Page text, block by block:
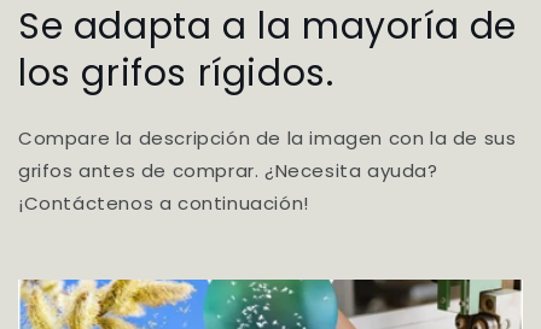
Se adapta a la mayoría de
los grifos rígidos.
Compare la descripción de la imagen con la de sus
grifos antes de comprar. ¿Necesita ayuda?
¡Contáctenos a continuación!